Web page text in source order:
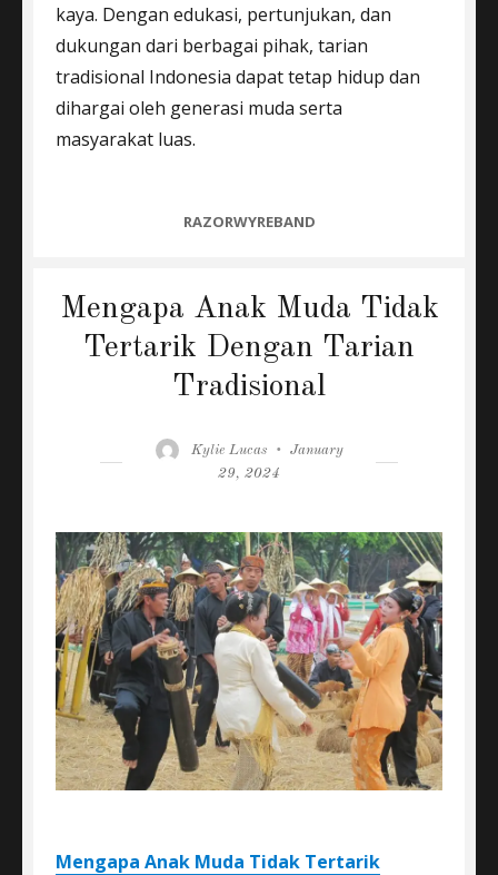
kaya. Dengan edukasi, pertunjukan, dan
dukungan dari berbagai pihak, tarian
tradisional Indonesia dapat tetap hidup dan
dihargai oleh generasi muda serta
masyarakat luas.
CATEGORIES
RAZORWYREBAND
Mengapa Anak Muda Tidak
Tertarik Dengan Tarian
Tradisional
Author
Kylie Lucas
Posted
January
29, 2024
Mengapa Anak Muda Tidak Tertarik